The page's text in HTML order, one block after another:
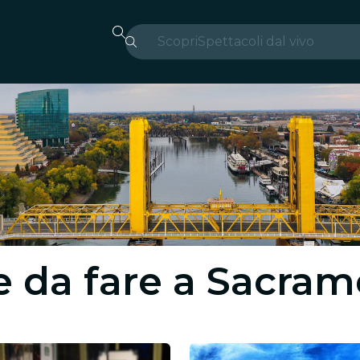
ScopriSpettacoli dal vivo
Candlelight
Londra
Esperienze e città
San Paolo
Seoul
da fare a